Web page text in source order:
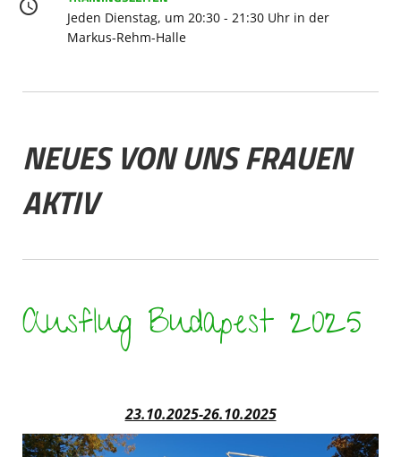
Jeden Dienstag, um 20:30 - 21:30 Uhr in der
Markus-Rehm-Halle
NEUES VON UNS FRAUEN
AKTIV
Ausflug Budapest 2025
23.10.2025-26.10.2025